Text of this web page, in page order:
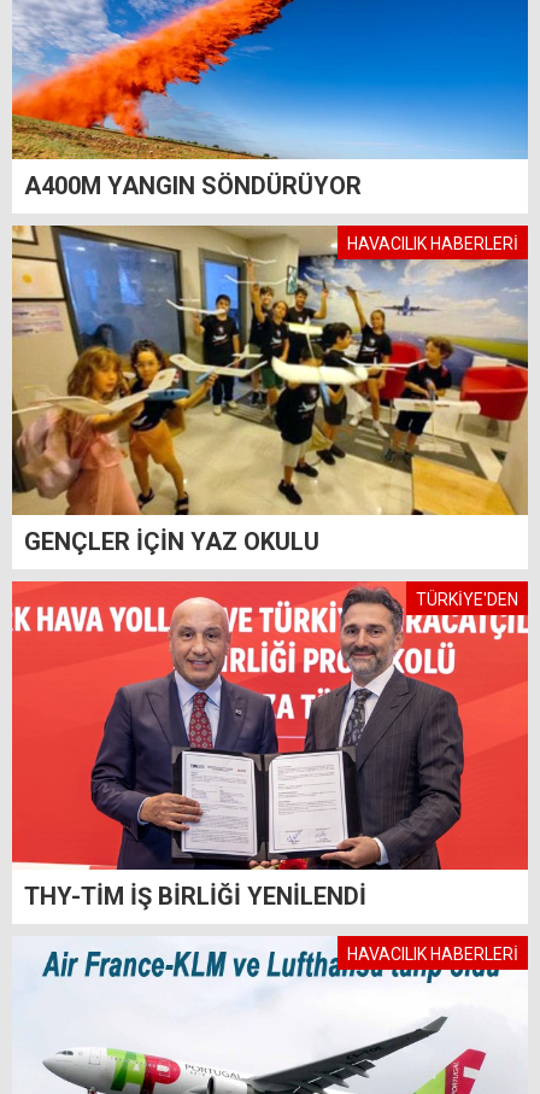
A400M YANGIN SÖNDÜRÜYOR
HAVACILIK HABERLERİ
GENÇLER İÇİN YAZ OKULU
TÜRKİYE'DEN
THY-TİM İŞ BİRLİĞİ YENİLENDİ
HAVACILIK HABERLERİ